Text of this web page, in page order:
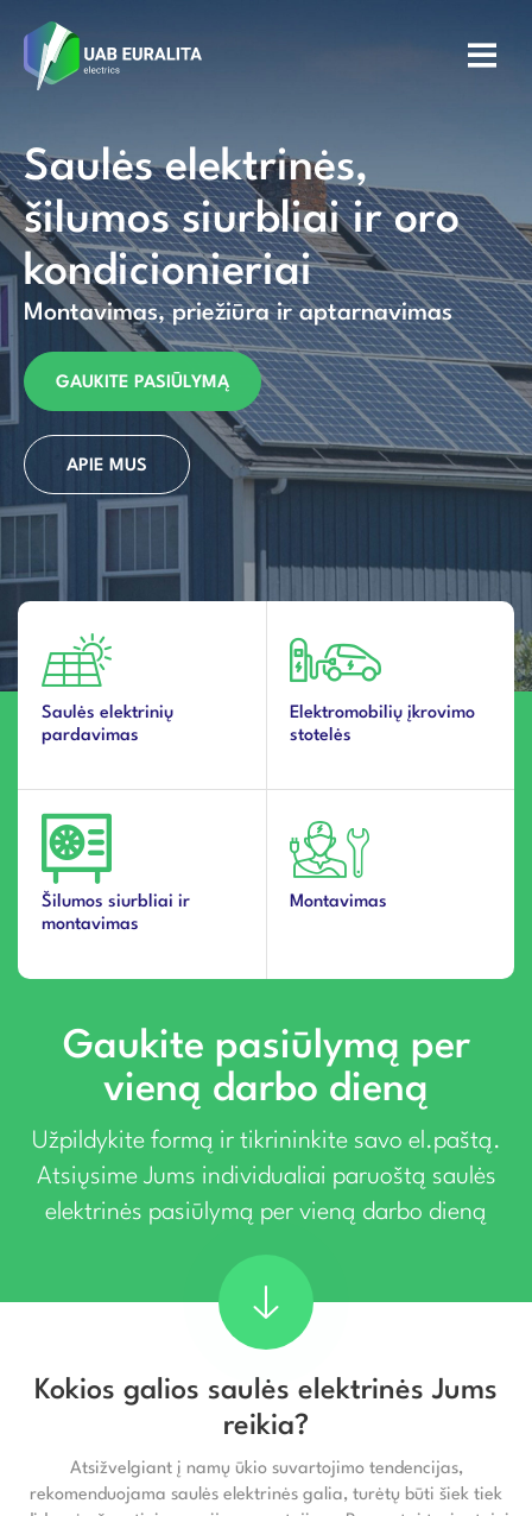
Saulės elektrinės,
šilumos siurbliai ir oro
kondicionieriai
Montavimas, priežiūra ir aptarnavimas
GAUKITE PASIŪLYMĄ
APIE MUS
Saulės elektrinių
pardavimas
Elektromobilių įkrovimo
stotelės
Šilumos siurbliai ir
montavimas
Montavimas
Gaukite pasiūlymą per
vieną darbo dieną
Užpildykite formą ir tikrininkite savo el.paštą.
Atsiųsime Jums individualiai paruoštą saulės
elektrinės pasiūlymą per vieną darbo dieną
Kokios galios saulės elektrinės Jums
reikia?
Atsižvelgiant į namų ūkio suvartojimo tendencijas,
rekomenduojama saulės elektrinės galia, turėtų būti šiek tiek